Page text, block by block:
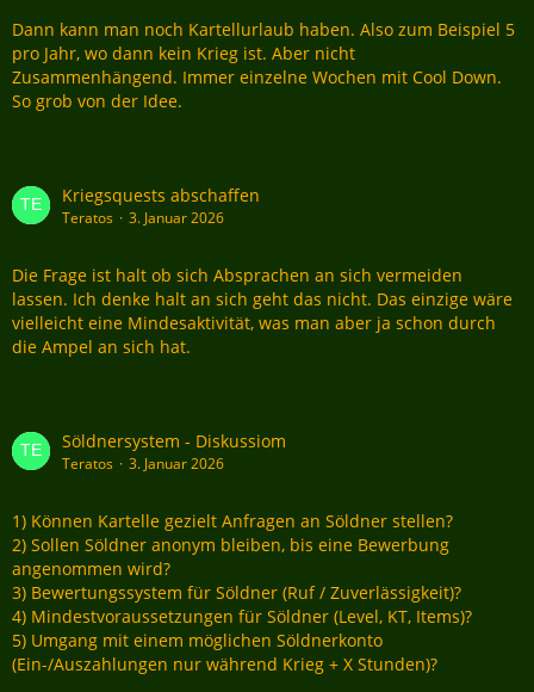
Dann kann man noch Kartellurlaub haben. Also zum Beispiel 5
pro Jahr, wo dann kein Krieg ist. Aber nicht
Zusammenhängend. Immer einzelne Wochen mit Cool Down.
So grob von der Idee.
Kriegsquests abschaffen
Teratos 3. Januar 2026
Die Frage ist halt ob sich Absprachen an sich vermeiden
lassen. Ich denke halt an sich geht das nicht. Das einzige wäre
vielleicht eine Mindesaktivität, was man aber ja schon durch
die Ampel an sich hat.
Söldnersystem - Diskussiom
Teratos 3. Januar 2026
1) Können Kartelle gezielt Anfragen an Söldner stellen?
2) Sollen Söldner anonym bleiben, bis eine Bewerbung
angenommen wird?
3) Bewertungssystem für Söldner (Ruf / Zuverlässigkeit)?
4) Mindestvoraussetzungen für Söldner (Level, KT, Items)?
5) Umgang mit einem möglichen Söldnerkonto
(Ein-/Auszahlungen nur während Krieg + X Stunden)?